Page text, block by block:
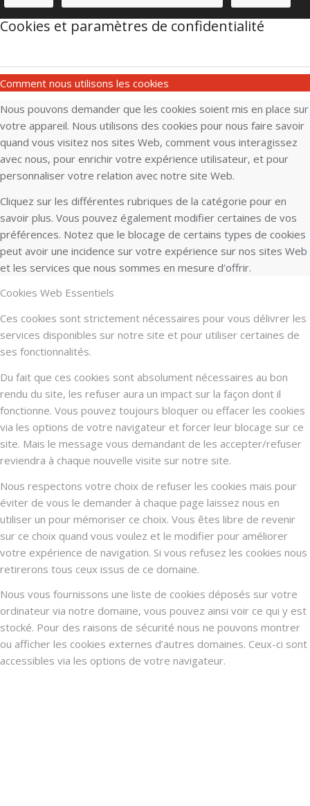
Cookies et paramètres de confidentialité
Comment nous utilisons les cookies
Nous pouvons demander que les cookies soient mis en place sur
votre appareil. Nous utilisons des cookies pour nous faire savoir
quand vous visitez nos sites Web, comment vous interagissez
avec nous, pour enrichir votre expérience utilisateur, et pour
personnaliser votre relation avec notre site Web.
Cliquez sur les différentes rubriques de la catégorie pour en
savoir plus. Vous pouvez également modifier certaines de vos
préférences. Notez que le blocage de certains types de cookies
peut avoir une incidence sur votre expérience sur nos sites Web
et les services que nous sommes en mesure d’offrir.
Cookies Web Essentiels
Ces cookies sont strictement nécessaires pour vous délivrer les
services disponibles sur notre site et pour utiliser certaines de
ses fonctionnalités.
Du fait que ces cookies sont absolument nécessaires au bon
rendu du site, les refuser aura un impact sur la façon dont il
fonctionne. Vous pouvez toujours bloquer ou effacer les cookies
via les options de votre navigateur et forcer leur blocage sur ce
site. Mais le message vous demandant de les accepter/refuser
reviendra à chaque nouvelle visite sur notre site.
Nous respectons votre choix de refuser les cookies mais pour
éviter de vous le demander à chaque page laissez nous en
utiliser un pour mémoriser ce choix. Vous êtes libre de revenir
sur ce choix quand vous voulez et le modifier pour améliorer
votre expérience de navigation. Si vous refusez les cookies nous
retirerons tous ceux issus de ce domaine.
Nous vous fournissons une liste de cookies déposés sur votre
ordinateur via notre domaine, vous pouvez ainsi voir ce qui y est
stocké. Pour des raisons de sécurité nous ne pouvons montrer
ou afficher les cookies externes d’autres domaines. Ceux-ci sont
accessibles via les options de votre navigateur.